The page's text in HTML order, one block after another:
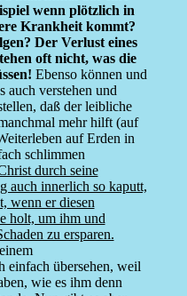
wenn plötzlich in
Krankheit kommt?
Der Verlust eines
oft nicht, was die
Ebenso können und
auch verstehen und
daß der leibliche
mehr hilft (auf
auf Erden in
schlimmen
durch seine
auch innerlich so kaputt,
wenn er diesen
holt, um ihm und
zu ersparen.
einfach übersehen, weil
wie es ihm denn